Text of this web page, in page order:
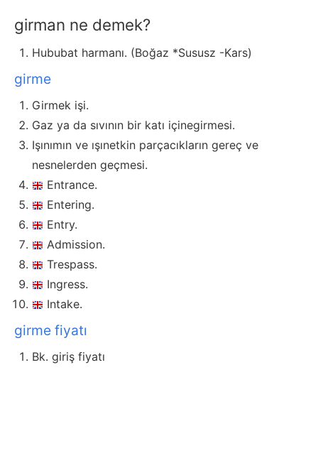
girman ne demek?
Hububat harmanı. (Boğaz *Sususz -Kars)
girme
Girmek işi.
Gaz ya da sıvının bir katı içinegirmesi.
Işınımın ve ışınetkin parçacıkların gereç ve
nesnelerden geçmesi.
Entrance.
Entering.
Entry.
Admission.
Trespass.
Ingress.
Intake.
girme fiyatı
Bk. giriş fiyatı